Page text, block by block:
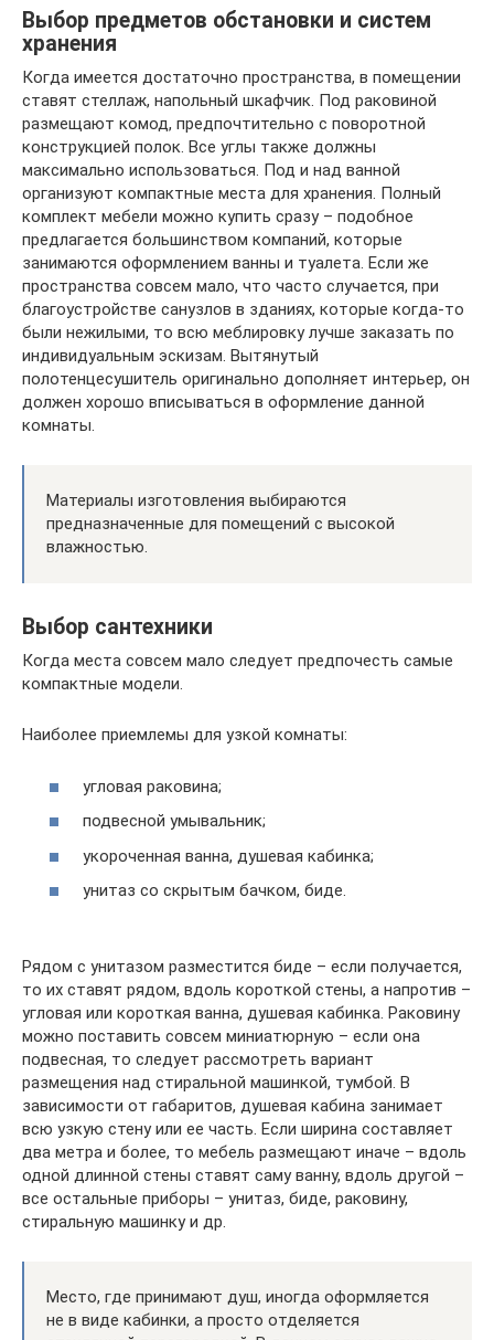
Выбор предметов обстановки и систем
хранения
Когда имеется достаточно пространства, в помещении
ставят стеллаж, напольный шкафчик. Под раковиной
размещают комод, предпочтительно с поворотной
конструкцией полок. Все углы также должны
максимально использоваться. Под и над ванной
организуют компактные места для хранения. Полный
комплект мебели можно купить сразу – подобное
предлагается большинством компаний, которые
занимаются оформлением ванны и туалета. Если же
пространства совсем мало, что часто случается, при
благоустройстве санузлов в зданиях, которые когда-то
были нежилыми, то всю меблировку лучше заказать по
индивидуальным эскизам. Вытянутый
полотенцесушитель оригинально дополняет интерьер, он
должен хорошо вписываться в оформление данной
комнаты.
Материалы изготовления выбираются
предназначенные для помещений с высокой
влажностью.
Выбор сантехники
Когда места совсем мало следует предпочесть самые
компактные модели.
Наиболее приемлемы для узкой комнаты:
угловая раковина;
подвесной умывальник;
укороченная ванна, душевая кабинка;
унитаз со скрытым бачком, биде.
Рядом с унитазом разместится биде – если получается,
то их ставят рядом, вдоль короткой стены, а напротив –
угловая или короткая ванна, душевая кабинка. Раковину
можно поставить совсем миниатюрную – если она
подвесная, то следует рассмотреть вариант
размещения над стиральной машинкой, тумбой. В
зависимости от габаритов, душевая кабина занимает
всю узкую стену или ее часть. Если ширина составляет
два метра и более, то мебель размещают иначе – вдоль
одной длинной стены ставят саму ванну, вдоль другой –
все остальные приборы – унитаз, биде, раковину,
стиральную машинку и др.
Место, где принимают душ, иногда оформляется
не в виде кабинки, а просто отделяется